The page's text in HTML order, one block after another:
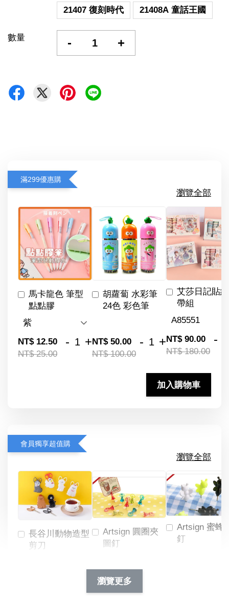
21407 復刻時代
21408A 童話王國
數量 - +
滿299優惠購
瀏覽全部
馬卡龍色 筆型
點點膠
NT$ 12.50
NT$ 25.00
- +
胡蘿蔔 水彩筆
24色 彩色筆
NT$ 50.00
NT$ 100.00
- +
艾莎日記貼
帶組
NT$ 90.00
NT$ 180.00
-
加入購物車
會員獨享超值購
瀏覽全部
長谷川動物造型
剪刀
Artsign 圓圈夾
圖釘
NT$ 19.00
NT$ 66.00
Artsign 蜜蜂
釘
瀏覽更多